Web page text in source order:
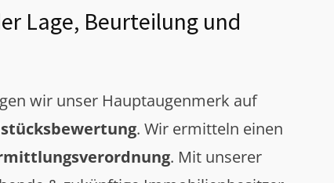
Lage, Beurteilung und
wir unser Hauptaugenmerk auf
. Wir ermitteln einen
. Mit unserer